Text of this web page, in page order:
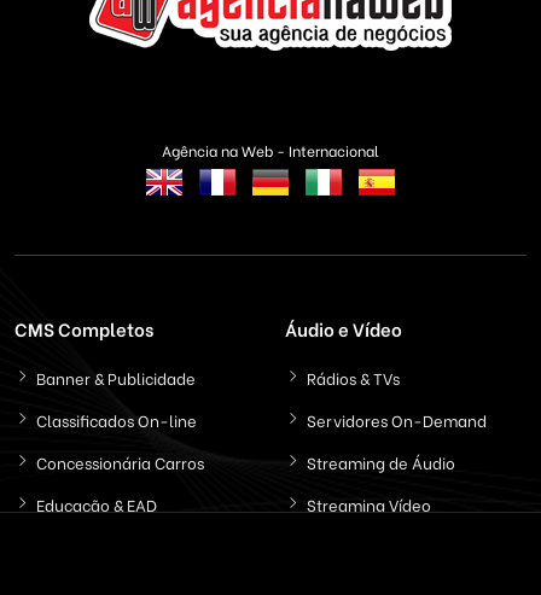
Agência na Web - Internacional
CMS Completos
Banner & Publicidade
Classificados On-line
Concessionária Carros
Educação & EAD
Áudio e Vídeo
Rádios & TVs
Servidores On-Demand
Streaming de Áudio
Streaming Vídeo